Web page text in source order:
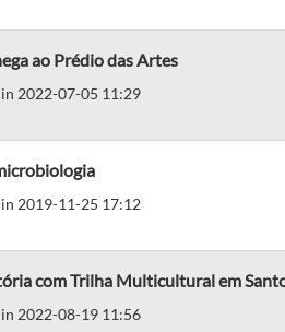
ao Prédio das Artes
2022-07-05 11:29
2019-11-25 17:12
com Trilha Multicultural em
2022-08-19 11:56